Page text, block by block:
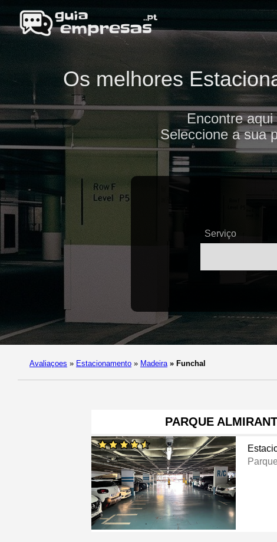
Os melhores
Encontre
Seleccione a sua
Serviço
Avaliaçoes » Estacionamento » Madeira » Funchal
PARQUE